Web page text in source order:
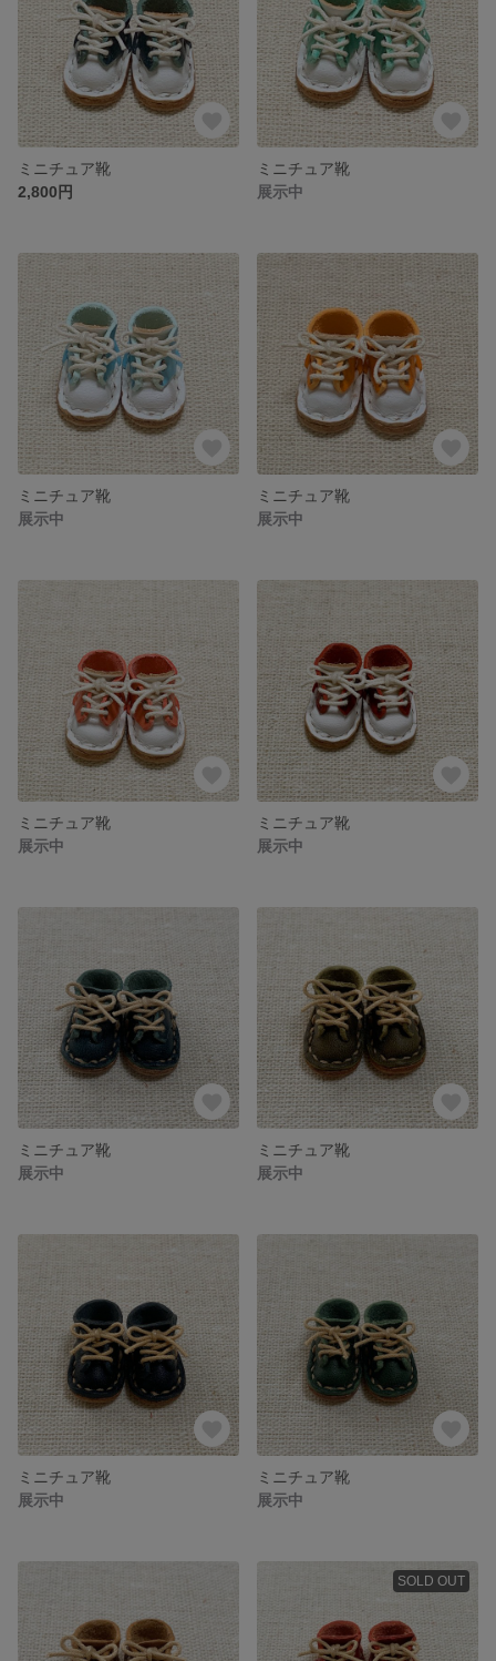
ミニチュア靴
2,800円
ミニチュア靴
展示中
ミニチュア靴
展示中
ミニチュア靴
展示中
ミニチュア靴
展示中
ミニチュア靴
展示中
ミニチュア靴
展示中
ミニチュア靴
展示中
ミニチュア靴
展示中
ミニチュア靴
展示中
SOLD OUT